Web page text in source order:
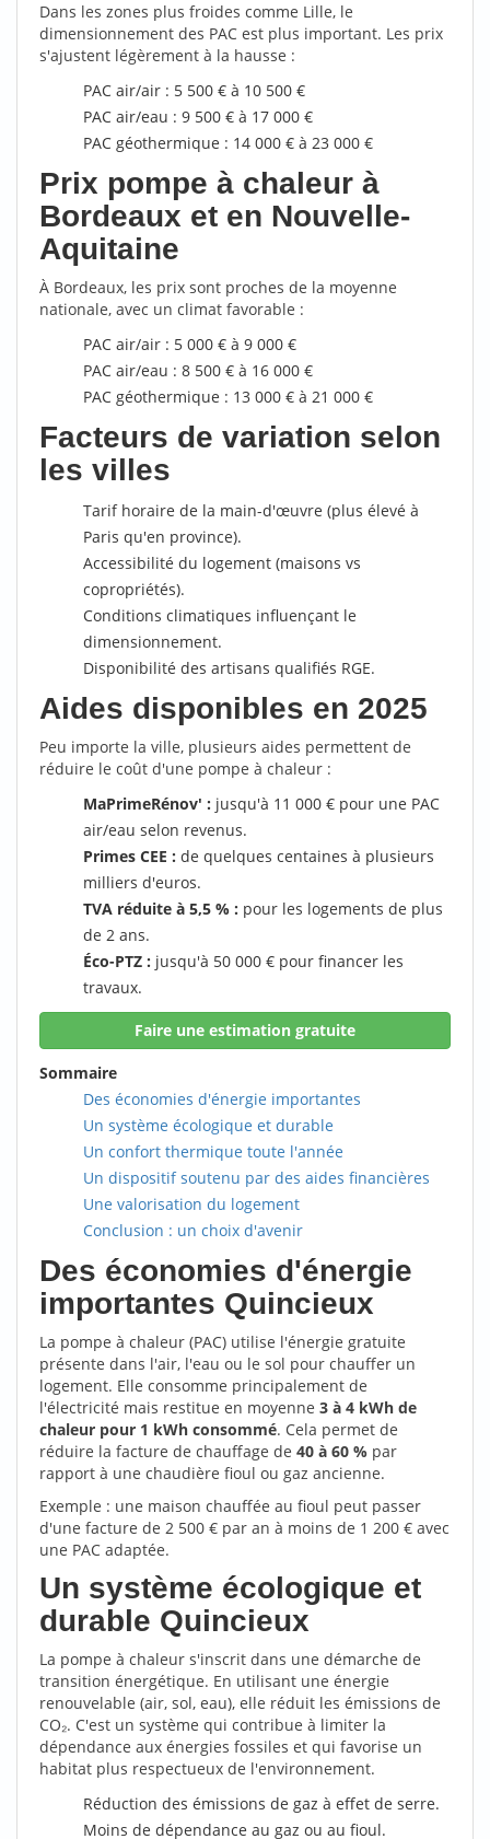
Dans les zones plus froides comme Lille, le
dimensionnement des PAC est plus important. Les prix
s'ajustent légèrement à la hausse :
PAC air/air : 5 500 € à 10 500 €
PAC air/eau : 9 500 € à 17 000 €
PAC géothermique : 14 000 € à 23 000 €
Prix pompe à chaleur à
Bordeaux et en Nouvelle-
Aquitaine
À Bordeaux, les prix sont proches de la moyenne
nationale, avec un climat favorable :
PAC air/air : 5 000 € à 9 000 €
PAC air/eau : 8 500 € à 16 000 €
PAC géothermique : 13 000 € à 21 000 €
Facteurs de variation selon
les villes
Tarif horaire de la main-d'œuvre (plus élevé à
Paris qu'en province).
Accessibilité du logement (maisons vs
copropriétés).
Conditions climatiques influençant le
dimensionnement.
Disponibilité des artisans qualifiés RGE.
Aides disponibles en 2025
Peu importe la ville, plusieurs aides permettent de
réduire le coût d'une pompe à chaleur :
MaPrimeRénov' : jusqu'à 11 000 € pour une PAC
air/eau selon revenus.
Primes CEE : de quelques centaines à plusieurs
milliers d'euros.
TVA réduite à 5,5 % : pour les logements de plus
de 2 ans.
Éco-PTZ : jusqu'à 50 000 € pour financer les
travaux.
Faire une estimation gratuite
Sommaire
Des économies d'énergie importantes
Un système écologique et durable
Un confort thermique toute l'année
Un dispositif soutenu par des aides financières
Une valorisation du logement
Conclusion : un choix d'avenir
Des économies d'énergie
importantes Quincieux
La pompe à chaleur (PAC) utilise l'énergie gratuite
présente dans l'air, l'eau ou le sol pour chauffer un
logement. Elle consomme principalement de
l'électricité mais restitue en moyenne 3 à 4 kWh de
chaleur pour 1 kWh consommé. Cela permet de
réduire la facture de chauffage de 40 à 60 % par
rapport à une chaudière fioul ou gaz ancienne.
Exemple : une maison chauffée au fioul peut passer
d'une facture de 2 500 € par an à moins de 1 200 € avec
une PAC adaptée.
Un système écologique et
durable Quincieux
La pompe à chaleur s'inscrit dans une démarche de
transition énergétique. En utilisant une énergie
renouvelable (air, sol, eau), elle réduit les émissions de
CO₂. C'est un système qui contribue à limiter la
dépendance aux énergies fossiles et qui favorise un
habitat plus respectueux de l'environnement.
Réduction des émissions de gaz à effet de serre.
Moins de dépendance au gaz ou au fioul.